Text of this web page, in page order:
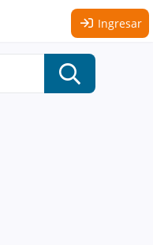
Ingresar